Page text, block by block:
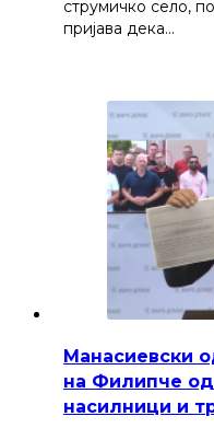
струмичко село,
пријава дека…
Манасиевски
на Филипче
насилници и